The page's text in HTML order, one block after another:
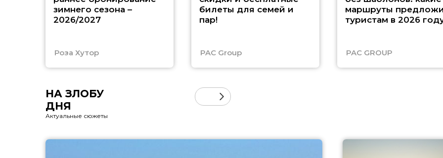
зимнего сезона –
2026/2027
Роза Хутор
билеты для семей и
пар!
PAC Group
маршруты
туристам в 2026
PAC GROUP
НА ЗЛОБУ
ДНЯ
Актуальные сюжеты